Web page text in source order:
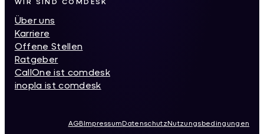
Über uns
Karriere
Offene Stellen
Ratgeber
CallOne ist comdesk
inopla ist comdesk
AGBImpressumDatenschutzNutzungsbedingungen